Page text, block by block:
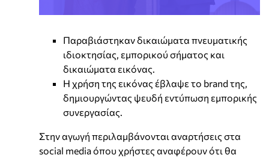
Παραβιάστηκαν δικαιώματα πνευματικής
ιδιοκτησίας, εμπορικού σήματος και
δικαιώματα εικόνας.
Η χρήση της εικόνας έβλαψε το brand της,
δημιουργώντας ψευδή εντύπωση εμπορικής
συνεργασίας.
Στην αγωγή περιλαμβάνονται αναρτήσεις στα
social media όπου χρήστες αναφέρουν ότι θα